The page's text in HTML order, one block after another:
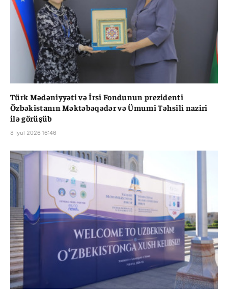
Türk Mədəniyyəti və İrsi Fondunun prezidenti
Özbəkistanın Məktəbəqədər və Ümumi Təhsili naziri
ilə görüşüb
8 İyul 2026 16:46